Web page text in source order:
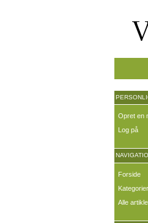
Opret en
Log på
Forside
Kategorier
Alle